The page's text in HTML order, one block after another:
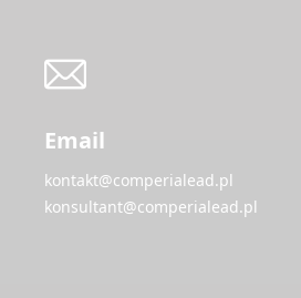
Email
kontakt@comperialead.pl
konsultant@comperialead.pl